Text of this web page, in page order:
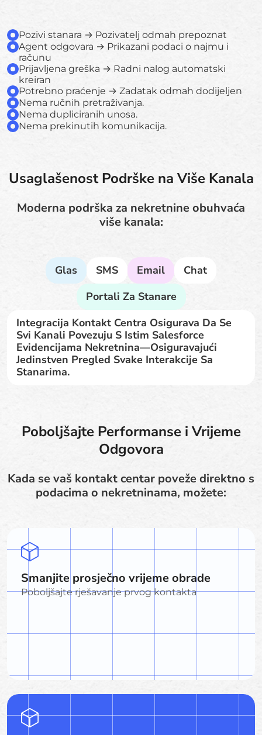
Pozivi stanara → Pozivatelj odmah prepoznat
Agent odgovara → Prikazani podaci o najmu i
računu
Prijavljena greška → Radni nalog automatski
kreiran
Potrebno praćenje → Zadatak odmah dodijeljen
Nema ručnih pretraživanja.
Nema dupliciranih unosa.
Nema prekinutih komunikacija.
Usaglašenost Podrške na Više Kanala
Moderna podrška za nekretnine obuhvaća
više kanala:
Glas SMS Email
Chat
Portali Za Stanare
Integracija Kontakt Centra Osigurava Da Se
Svi Kanali Povezuju S Istim Salesforce
Evidencijama Nekretnina—Osiguravajući
Jedinstven Pregled Svake Interakcije Sa
Stanarima.
Poboljšajte Performanse i Vrijeme
Odgovora
Kada se vaš kontakt centar poveže direktno s
podacima o nekretninama, možete:
Smanjite prosječno vrijeme obrade
Poboljšajte rješavanje prvog kontakta